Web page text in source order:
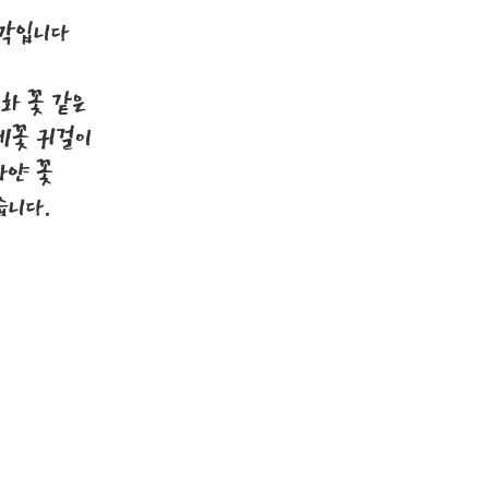
입니다
꽃 같은
귀걸이
얀 꽃
다.